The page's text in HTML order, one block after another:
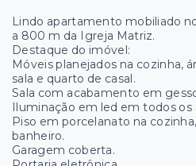
Lindo apartamento mobiliado
a 800 m da Igreja Matriz.
Destaque do imóvel:
Móveis planejados na cozinha,
sala e quarto de casal.
Sala com acabamento em
Iluminação em led em todos os
Piso em porcelanato na
banheiro.
Garagem coberta.